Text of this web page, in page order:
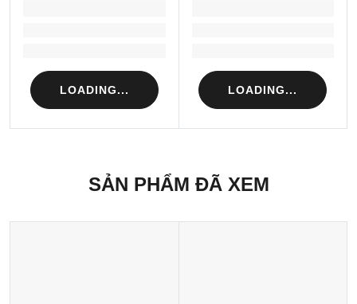
LOADING... LOADING...
SẢN PHẨM ĐÃ XEM